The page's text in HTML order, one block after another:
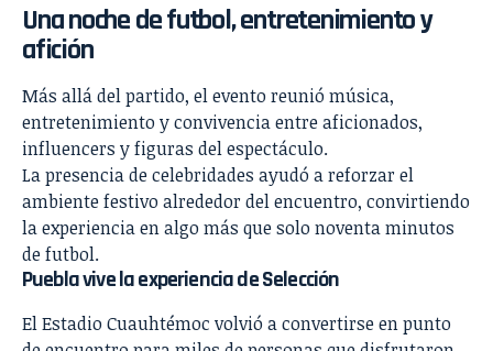
Una noche de futbol, entretenimiento y
afición
Más allá del partido, el evento reunió música,
entretenimiento y convivencia entre aficionados,
influencers y figuras del espectáculo.
La presencia de celebridades ayudó a reforzar el
ambiente festivo alrededor del encuentro, convirtiendo
la experiencia en algo más que solo noventa minutos
de futbol.
Puebla vive la experiencia de Selección
El Estadio Cuauhtémoc volvió a convertirse en punto